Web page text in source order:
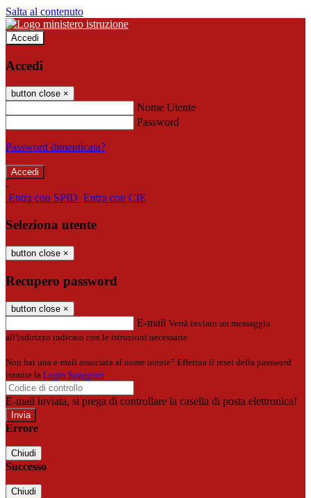
Salta al contenuto
Accedi
Accedi
button close ×
Nome Utente
Password
Password dimenticata?
-
Entra con SPID Entra con CIE
Seleziona utente
button close ×
Recupero password
button close ×
E-mail Verrà inviato un messaggio
all'indirizzo indicato con le istruzioni necessarie.
Non hai una e-mail associata al nome utente? Effettua il reset della password
tramite la Login Spaggiari
E-mail inviata, si prega di controllare la casella di posta elettronica!
Errore
Chiudi
Successo
Chiudi